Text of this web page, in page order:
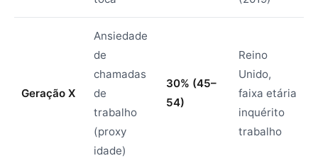
Geração X
Ansiedade
de
chamadas
de
trabalho
(proxy
idade)
30% (45–
54)
Reino
Unido,
faixa etária
inquérito
trabalho